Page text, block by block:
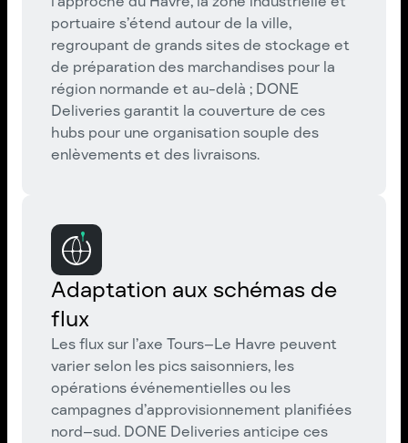
portuaire s’étend autour de la ville,
regroupant de grands sites de stockage et
de préparation des marchandises pour la
région normande et au-delà ; DONE
Deliveries garantit la couverture de ces
hubs pour une organisation souple des
enlèvements et des livraisons.
Adaptation aux schémas de
flux
Les flux sur l’axe Tours–Le Havre peuvent
varier selon les pics saisonniers, les
opérations événementielles ou les
campagnes d’approvisionnement planifiées
nord–sud. DONE Deliveries anticipe ces